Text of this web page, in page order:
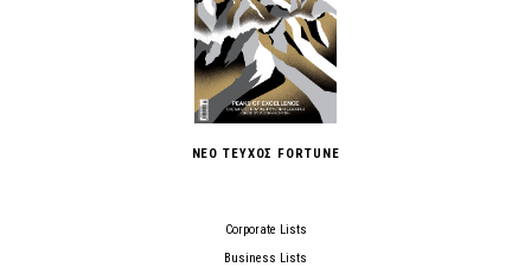
ΝΕΟ ΤΕΥΧΟΣ FORTUNE
Corporate Lists
Business Lists